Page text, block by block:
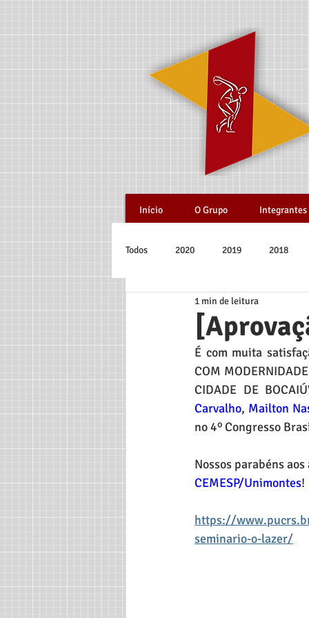
Início O Grupo Integrantes
Todos 2020 2019 2018
1 min de leitura
É com muita
COM
CIDADE DE
Carvalho, Mailton
no 4º Congresso
Nossos parabéns
CEMESP/Unimontes!
https://
seminario-o-lazer/